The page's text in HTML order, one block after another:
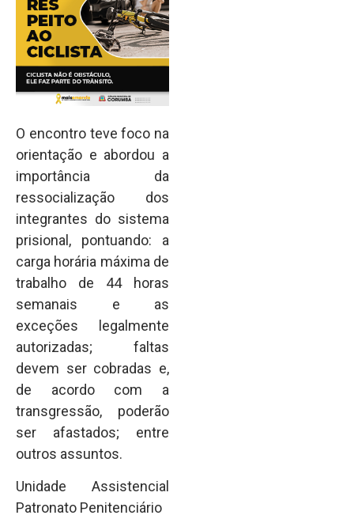
O encontro teve foco na
orientação e abordou a
importância da
ressocialização dos
integrantes do sistema
prisional, pontuando: a
carga horária máxima de
trabalho de 44 horas
semanais e as
exceções legalmente
autorizadas; ⁠faltas
devem ser cobradas e,
de acordo com a
transgressão, poderão
ser afastados; entre
outros assuntos.
Unidade Assistencial
Patronato Penitenciário